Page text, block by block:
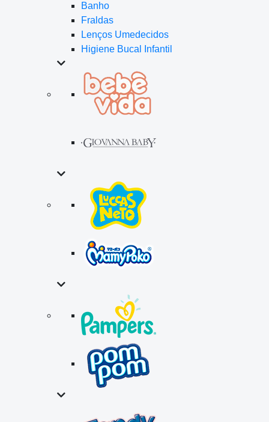
Banho
Fraldas
Lenços Umedecidos
Higiene Bucal Infantil